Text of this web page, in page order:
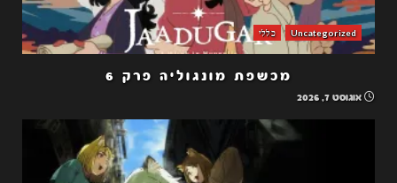
Uncategorized כללי
מכשפת מונגוליה פרק 6
אוגוסט 7, 2026